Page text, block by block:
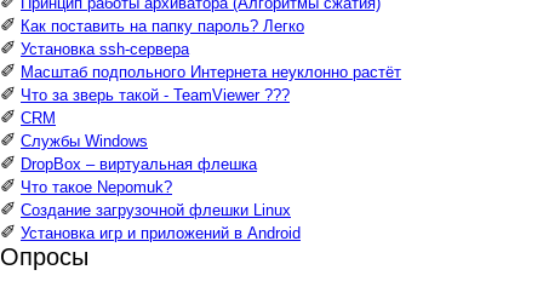
✐ Как поставить на папку пароль? Легко
✐ Установка ssh-сервера
✐ Масштаб подпольного Интернета неуклонно растёт
✐ Что за зверь такой - TeamViewer ???
✐ CRM
✐ Службы Windows
✐ DropBox – виртуальная флешка
✐ Что такое Nepomuk?
✐ Создание загрузочной флешки Linux
✐ Установка игр и приложений в Android
Опросы